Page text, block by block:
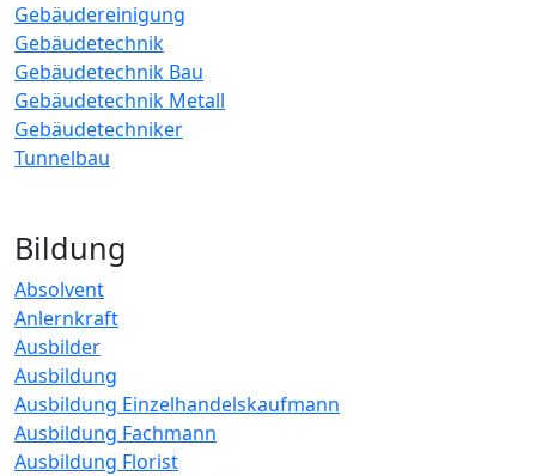
Gebäudereinigung
Gebäudetechnik
Gebäudetechnik Bau
Gebäudetechnik Metall
Gebäudetechniker
Tunnelbau
Bildung
Absolvent
Anlernkraft
Ausbilder
Ausbildung
Ausbildung Einzelhandelskaufmann
Ausbildung Fachmann
Ausbildung Florist